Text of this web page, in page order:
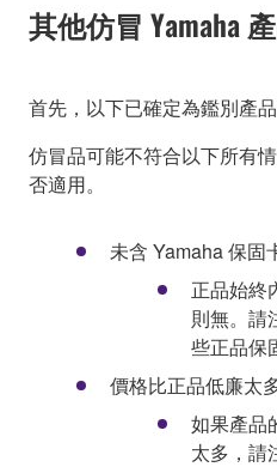
其他仿冒 Yamaha
首先，以下已確定為鑑別產
仿冒品可能不符合以下所有
否適用。
未含 Yamaha 保固
正品始終
則無。請
些正品保
價格比正品低廉太多
如果產品
太多，請